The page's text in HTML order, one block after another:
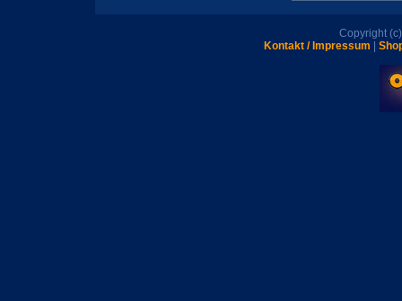
Copyright
Kontakt / Impressum